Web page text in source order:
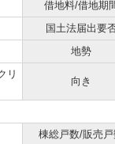
借地料/借地期
国土法届出要
地勢
リ
向き
棟総戸数/販売戸